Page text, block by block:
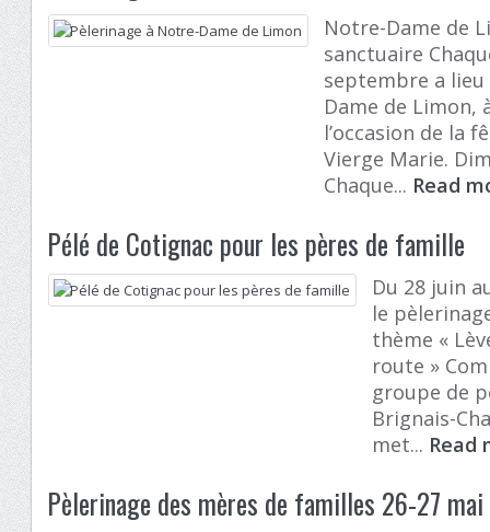
Notre-Dame de
sanctuaire
septembre a
Dame de Limon,
l’occasion de la
Vierge Marie.
Chaque... Read
Pélé de Cotignac pour les pères de famille
Du 28 juin
le
thème «
route »
groupe de
Brignais-
met... Read
Pèlerinage des mères de familles 26-27